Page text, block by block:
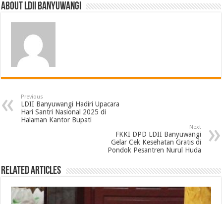
About LDII BANYUWANGI
Previous
LDII Banyuwangi Hadiri Upacara
Hari Santri Nasional 2025 di
Halaman Kantor Bupati
Next
FKKI DPD LDII Banyuwangi
Gelar Cek Kesehatan Gratis di
Pondok Pesantren Nurul Huda
Related Articles